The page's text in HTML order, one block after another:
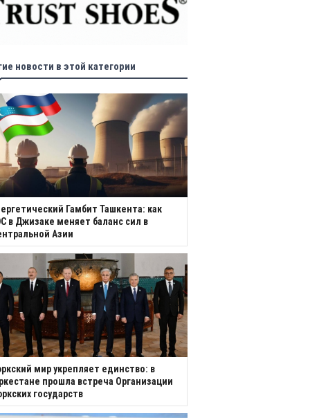
новости в этой категории
Гамбит Ташкента: как
в Джизаке меняет баланс сил в
Азии
мир укрепляет единство: в
прошла встреча Организации
государств